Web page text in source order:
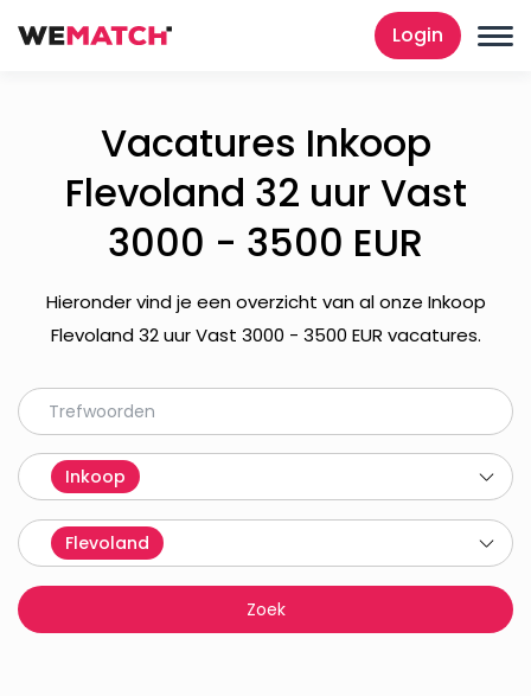
Login
Vacatures Inkoop
Flevoland 32 uur Vast
3000 - 3500 EUR
Hieronder vind je een overzicht van al onze Inkoop
Flevoland 32 uur Vast 3000 - 3500 EUR vacatures.
Inkoop
Flevoland